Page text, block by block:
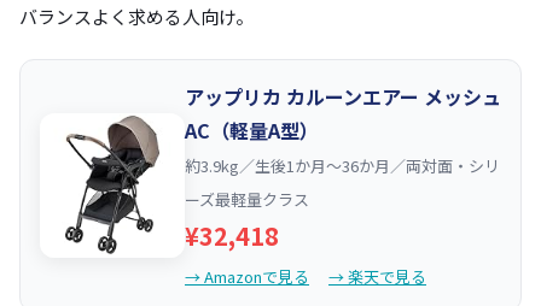
バランスよく求める人向け。
アップリカ カルーンエアー メッシュ
AC（軽量A型）
約3.9kg／生後1か月〜36か月／両対面・シリ
ーズ最軽量クラス
¥32,418
→ Amazonで見る → 楽天で見る